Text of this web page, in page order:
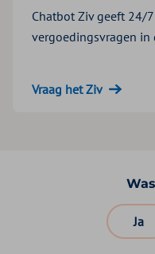
Chatbot Ziv geeft 24/
vergoedingsvragen in
Vraag het Ziv
Ja